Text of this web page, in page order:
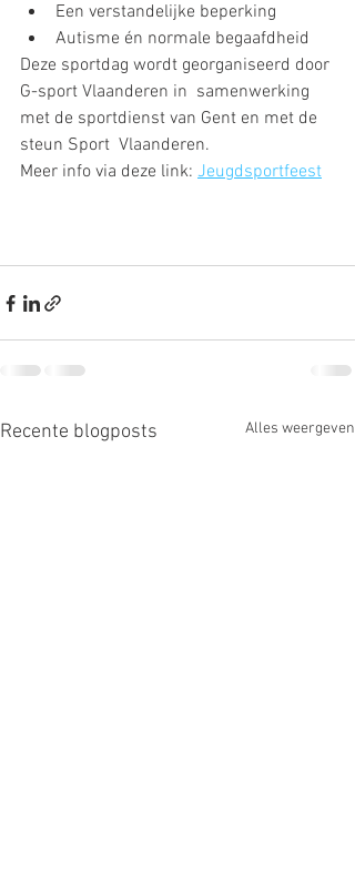
Een verstandelijke beperking
Autisme én normale begaafdheid
Deze sportdag wordt georganiseerd door
G-sport Vlaanderen in  samenwerking
met de sportdienst van Gent en met de
steun Sport  Vlaanderen.
Meer info via deze link: Jeugdsportfeest
Recente blogposts Alles weergeven